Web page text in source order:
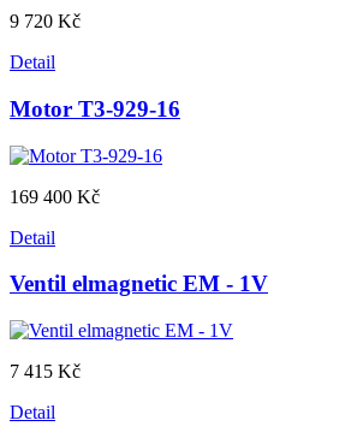
9 720 Kč
Detail
Motor T3-929-16
169 400 Kč
Detail
Ventil elmagnetic EM - 1V
7 415 Kč
Detail